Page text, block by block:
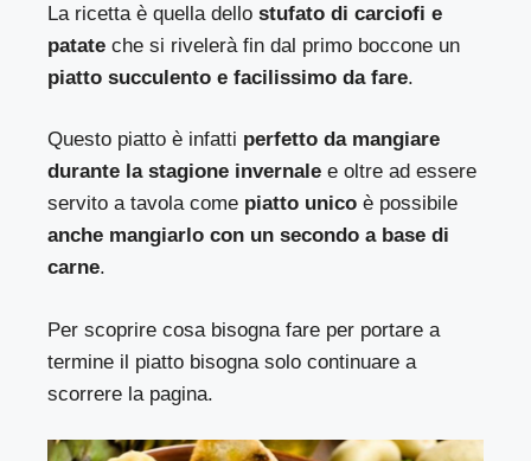
La ricetta è quella dello stufato di carciofi e
patate che si rivelerà fin dal primo boccone un
piatto succulento e facilissimo da fare.
Questo piatto è infatti perfetto da mangiare
durante la stagione invernale e oltre ad essere
servito a tavola come piatto unico è possibile
anche mangiarlo con un secondo a base di
carne.
Per scoprire cosa bisogna fare per portare a
termine il piatto bisogna solo continuare a
scorrere la pagina.